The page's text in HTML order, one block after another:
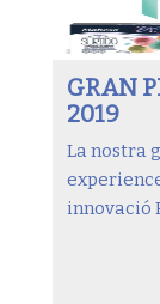
GRAN
2019
La nostra
innovació